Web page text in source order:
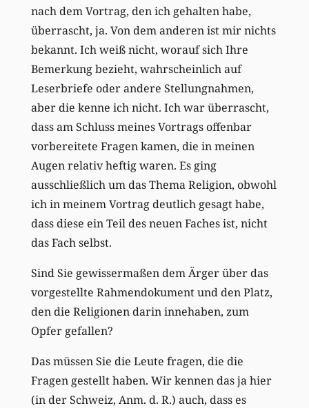
nach dem Vortrag, den ich gehalten habe,
überrascht, ja. Von dem anderen ist mir nichts
bekannt. Ich weiß nicht, worauf sich Ihre
Bemerkung bezieht, wahrscheinlich auf
Leserbriefe oder andere Stellungnahmen,
aber die kenne ich nicht. Ich war überrascht,
dass am Schluss meines Vortrags offenbar
vorbereitete Fragen kamen, die in meinen
Augen relativ heftig waren. Es ging
ausschließlich um das Thema Religion, obwohl
ich in meinem Vortrag deutlich gesagt habe,
dass diese ein Teil des neuen Faches ist, nicht
das Fach selbst.
Sind Sie gewissermaßen dem Ärger über das
vorgestellte Rahmendokument und den Platz,
den die Religionen darin innehaben, zum
Opfer gefallen?
Das müssen Sie die Leute fragen, die die
Fragen gestellt haben. Wir kennen das ja hier
(in der Schweiz, Anm. d. R.) auch, dass es